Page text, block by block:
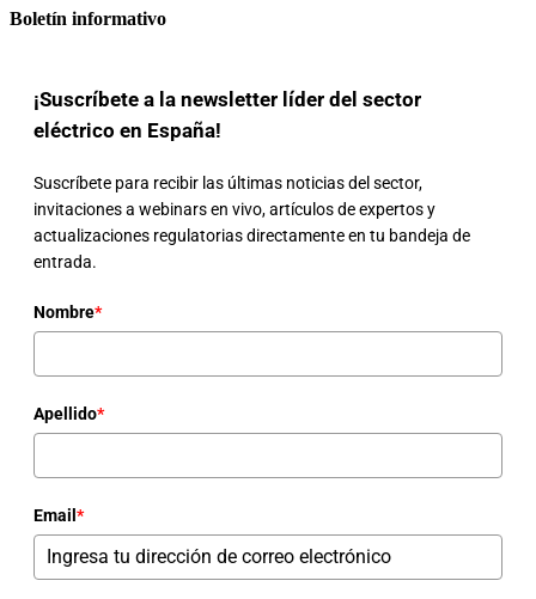
Boletín informativo
¡Suscríbete a la newsletter líder del sector
eléctrico en España!
Suscríbete para recibir las últimas noticias del sector,
invitaciones a webinars en vivo, artículos de expertos y
actualizaciones regulatorias directamente en tu bandeja de
entrada.
Nombre*
Apellido*
Email *